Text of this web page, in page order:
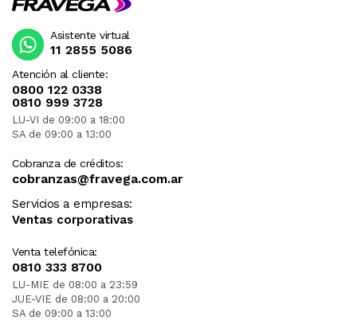
Atención al cliente:
0800 122 0338
0810 999 3728
LU-VI de 09:00 a 18:00
SA de 09:00 a 13:00
Cobranza de créditos:
cobranzas@fravega.com.ar
Servicios a empresas:
Ventas corporativas
Venta telefónica:
0810 333 8700
LU-MIE de 08:00 a 23:59
JUE-VIE de 08:00 a 20:00
SA de 09:00 a 13:00
Asistente virtual
11 2855 5086